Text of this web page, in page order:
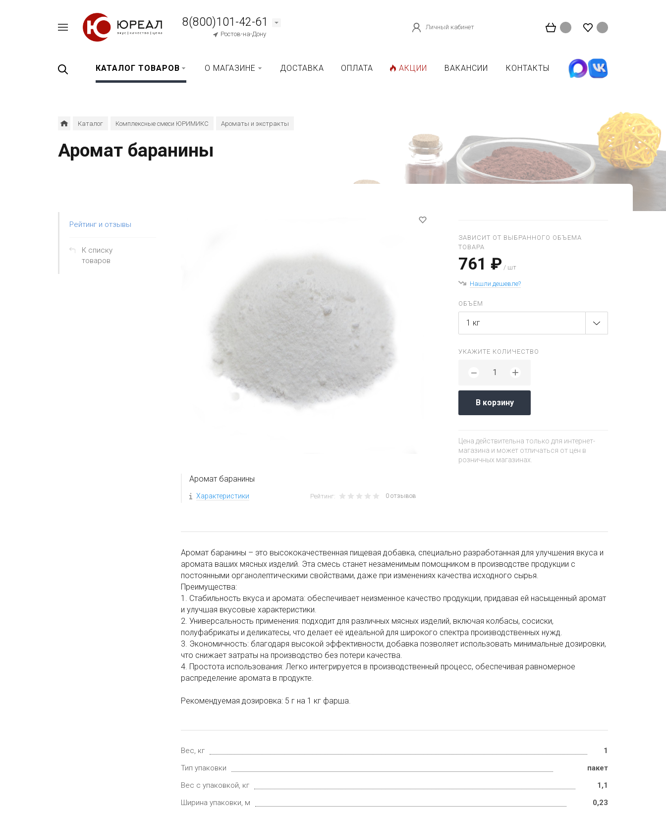
8(800)101-42-61
Ростов-на-Дону
Личный кабинет
КАТАЛОГ ТОВАРОВ О МАГАЗИНЕ ДОСТАВКА ОПЛАТА АКЦИИ ВАКАНСИИ КОНТАКТЫ
Каталог Комплексные смеси ЮРИМИКС Ароматы и экстракты
Аромат баранины
Рейтинг и отзывы
К списку
товаров
Аромат баранины
Характеристики Рейтинг: 0 отзывов
ЗАВИСИТ ОТ ВЫБРАННОГО ОБЪЕМА
ТОВАРА
761 ₽ / шт
Нашли дешевле?
ОБЪЁМ
1 кг
УКАЖИТЕ КОЛИЧЕСТВО
− +
В корзину
Цена действительна только для интернет-
магазина и может отличаться от цен в
розничных магазинах.
Аромат баранины – это высококачественная пищевая добавка, специально разработанная для улучшения вкуса и
аромата ваших мясных изделий. Эта смесь станет незаменимым помощником в производстве продукции с
постоянными органолептическими свойствами, даже при изменениях качества исходного сырья.
Преимущества:
1. Стабильность вкуса и аромата: обеспечивает неизменное качество продукции, придавая ей насыщенный аромат
и улучшая вкусовые характеристики.
2. Универсальность применения: подходит для различных мясных изделий, включая колбасы, сосиски,
полуфабрикаты и деликатесы, что делает её идеальной для широкого спектра производственных нужд.
3. Экономичность: благодаря высокой эффективности, добавка позволяет использовать минимальные дозировки,
что снижает затраты на производство без потери качества.
4. Простота использования: Легко интегрируется в производственный процесс, обеспечивая равномерное
распределение аромата в продукте.
Рекомендуемая дозировка: 5 г на 1 кг фарша.
Вес, кг
1
Тип упаковки
пакет
Вес с упаковкой, кг
1,1
Ширина упаковки, м
0,23